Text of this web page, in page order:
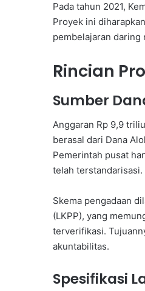
Pada tahun 2021,
Proyek ini
pembelajaran
Rincian
Sumber
Anggaran Rp 9,9
berasal dari Dana
Pemerintah pusat
telah terstandarisasi.
Skema pengadaan
(LKPP), yang
terverifikasi.
akuntabilitas.
Spesifikasi